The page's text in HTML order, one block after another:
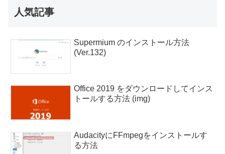
人気記事
Supermium のインストール方法
(Ver.132)
Office 2019 をダウンロードしてインス
トールする方法 (img)
AudacityにFFmpegをインストールす
る方法